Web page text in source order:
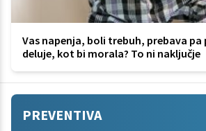
Vas napenja, boli trebuh, prebava
deluje, kot bi morala? To ni naključje
PREVENTIVA